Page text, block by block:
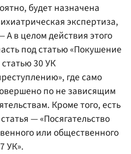
будет назначена
экспертиза,
в целом действия этого
под статью «Покушение
30 УК
где само
по не зависящим
Кроме того, есть
— «Посягательство
или общественного
УК».